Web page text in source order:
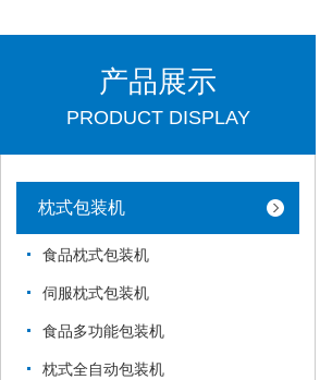
产品展示
PRODUCT DISPLAY
枕式包装机
食品枕式包装机
伺服枕式包装机
食品多功能包装机
枕式全自动包装机